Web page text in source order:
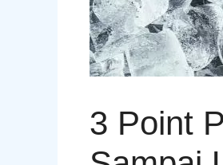
3 Point